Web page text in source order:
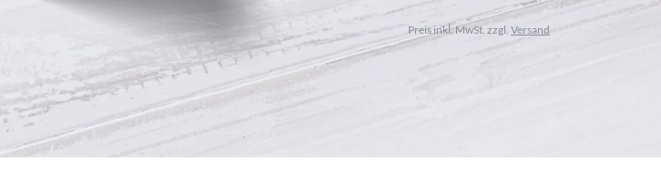
Preis inkl. MwSt. zzgl. Versand